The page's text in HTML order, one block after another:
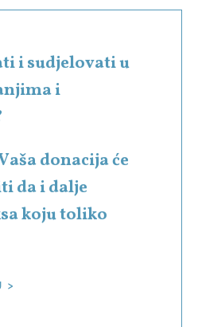
i sudjelovati u
i
donacija će
da i dalje
koju toliko
>